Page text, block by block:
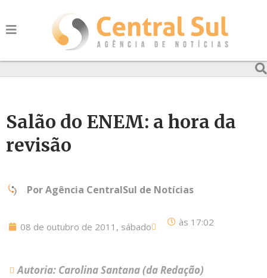
Salão do ENEM: a hora da
revisão
PorAgência CentralSul de Notícias
08 de outubro de 2011, sábado às 17:02
Autoria: Carolina Santana (da Redação)